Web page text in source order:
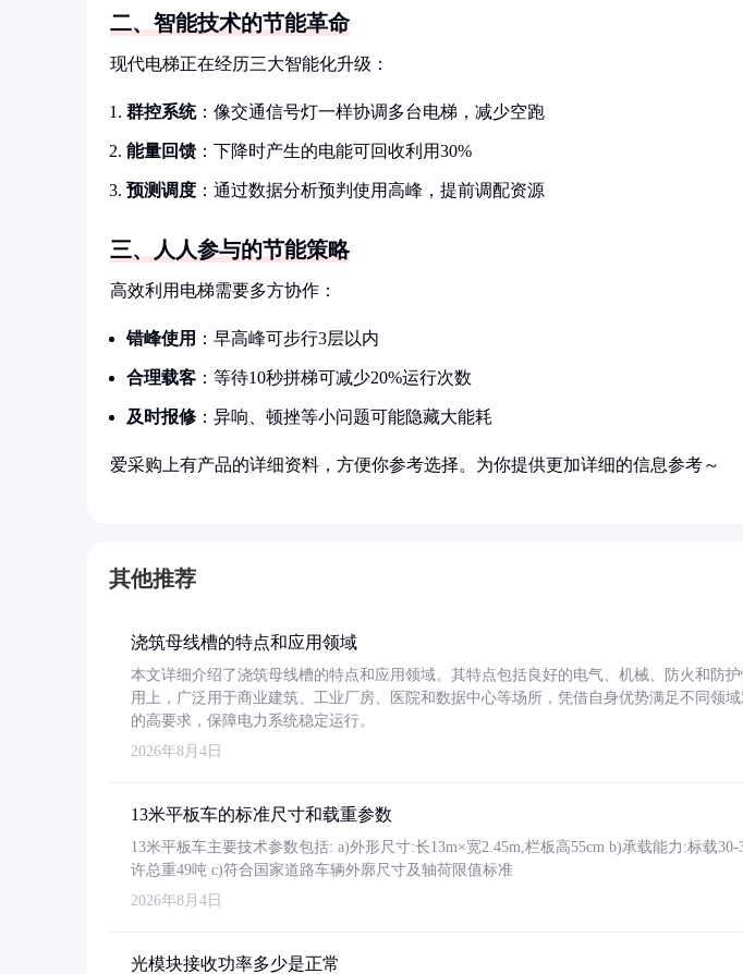
二、智能技术的节能革命
现代电梯正在经历三大智能化升级：
群控系统：像交通信号灯一样协调多台电梯，减少空跑
能量回馈 ：下降时产生的电能可回收利用30%
预测调度 ：通过数据分析预判使用高峰，提前调配资源
三、人人参与的节能策略
高效利用电梯需要多方协作：
错峰使用 ：早高峰可步行3层以内
合理载客 ：等待10秒拼梯可减少20%运行次数
及时报修 ：异响、顿挫等小问题可能隐藏大能耗
爱采购上有产品的详细资料，方便你参考选择。为你提供更加详细的信息参考～
其他推荐
浇筑母线槽的特点和应用领域
本文详细介绍了浇筑母线槽的特点和应用领域。其特点包括良好的电气、机械、防火和防
用上，广泛用于商业建筑、工业厂房、医院和数据中心等场所，凭借自身优势满足不同领
的高要求，保障电力系统稳定运行。
2026年8月4日
13米平板车的标准尺寸和载重参数
13米平板车主要技术参数包括: a)外形尺寸:长13m×宽2.45m,栏板高55cm b)承载能力:标载
许总重49吨 c)符合国家道路车辆外廓尺寸及轴荷限值标准
2026年8月4日
光模块接收功率多少是正常